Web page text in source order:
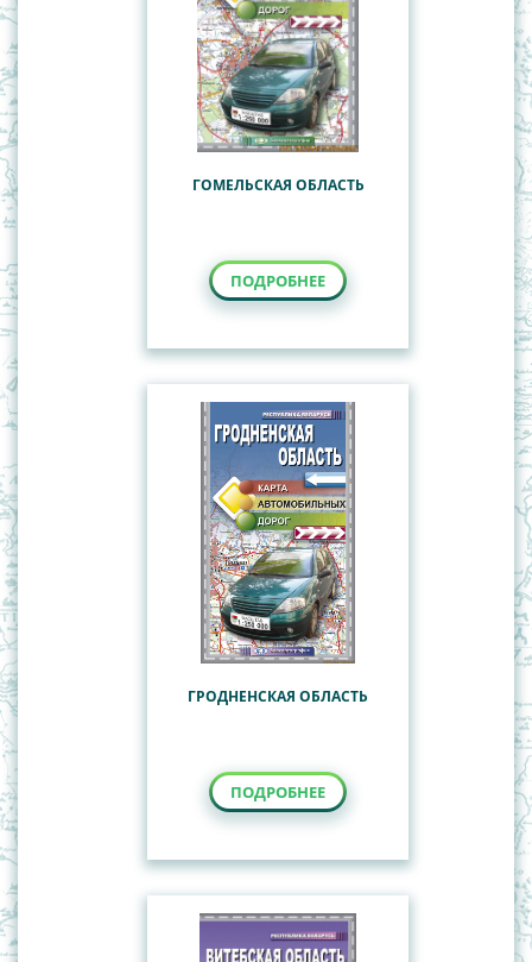
ГОМЕЛЬСКАЯ ОБЛАСТЬ
ПОДРОБНЕЕ
ГРОДНЕНСКАЯ ОБЛАСТЬ
ПОДРОБНЕЕ